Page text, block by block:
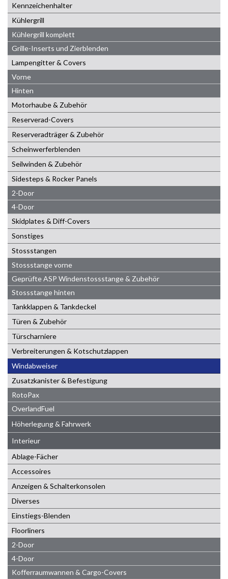
Kennzeichenhalter
Kühlergrill
Kühlergrill komplett
Grille-Inserts und Zierblenden
Lampengitter & Covers
Vorne
Hinten
Motorhaube & Zubehör
Reserverad-Covers
Reserveradträger & Zubehör
Scheinwerferblenden
Seilwinden & Zubehör
Sidesteps & Rocker Panels
2-Door
4-Door
Skidplates & Diff-Covers
Sonstiges
Stossstangen
Stossstange vorne
Geprüfte ASP Windenstossstange & Zubehör
Stossstange hinten
Tankklappen & Tankdeckel
Türen & Zubehör
Türscharniere
Verbreiterungen & Kotschutzlappen
Windabweiser
Zusatzkanister & Befestigung
RotoPax
OverlandFuel
Höherlegung & Fahrwerk
Interieur
Ablage-Fächer
Accessoires
Anzeigen & Schalterkonsolen
Diverses
Einstiegs-Blenden
Floorliners
2-Door
4-Door
Kofferraumwannen & Cargo-Covers